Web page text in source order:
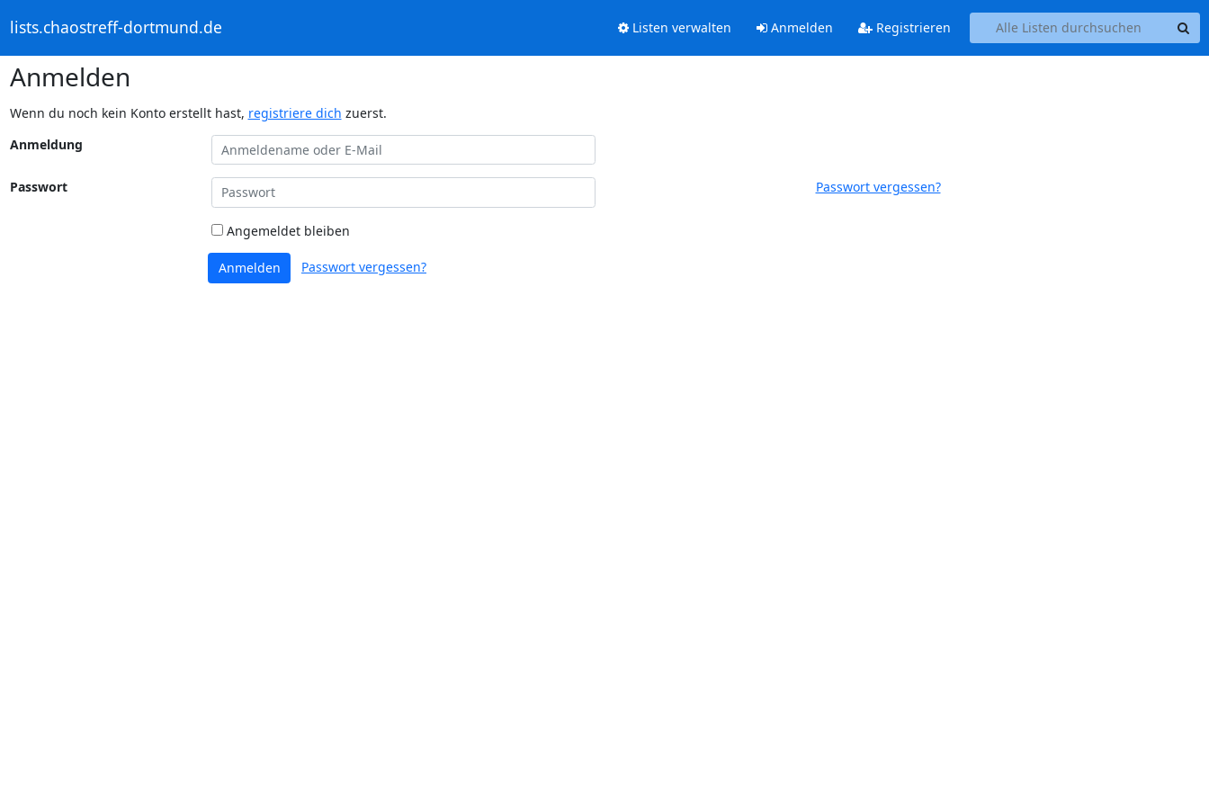
lists.chaostreff-dortmund.de Listen verwalten Anmelden Registrieren
Anmelden
Wenn du noch kein Konto erstellt hast, registriere dich zuerst.
Anmeldung
Passwort Passwort vergessen?
Angemeldet bleiben
Anmelden Passwort vergessen?